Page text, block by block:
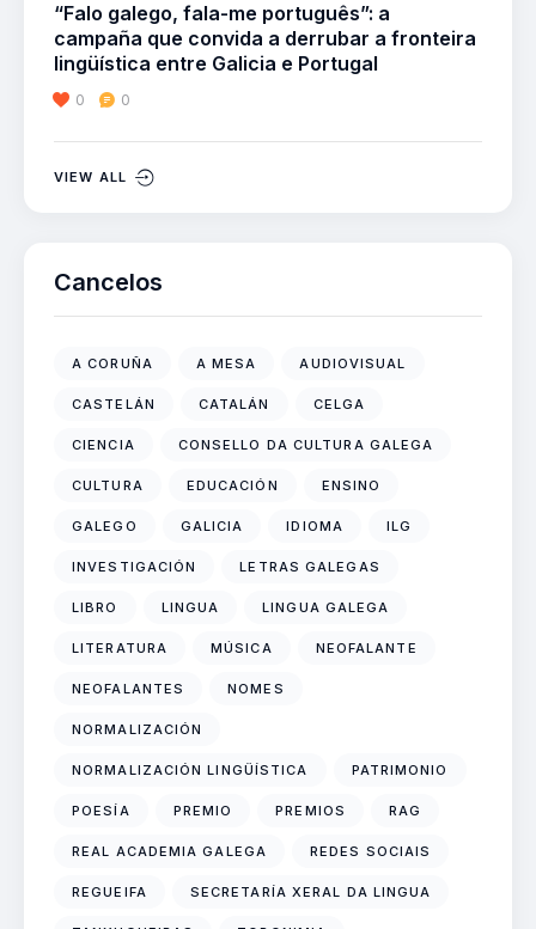
“Falo galego, fala-me português”: a
campaña que convida a derrubar a fronteira
lingüística entre Galicia e Portugal
0 0
VIEW ALL
Cancelos
A CORUÑA A MESA AUDIOVISUAL
CASTELÁN CATALÁN CELGA
CIENCIA CONSELLO DA CULTURA GALEGA
CULTURA EDUCACIÓN ENSINO
GALEGO GALICIA IDIOMA ILG
INVESTIGACIÓN LETRAS GALEGAS
LIBRO LINGUA LINGUA GALEGA
LITERATURA MÚSICA NEOFALANTE
NEOFALANTES NOMES
NORMALIZACIÓN
NORMALIZACIÓN LINGÜÍSTICA PATRIMONIO
POESÍA PREMIO PREMIOS RAG
REAL ACADEMIA GALEGA REDES SOCIAIS
REGUEIFA SECRETARÍA XERAL DA LINGUA